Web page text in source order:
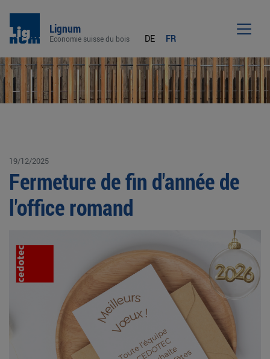
Lignum
Economie suisse du bois DE FR
19/12/2025
Fermeture de fin d'année de
l'office romand